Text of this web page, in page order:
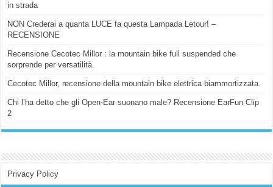
in strada
NON Crederai a quanta LUCE fa questa Lampada Letour! –
RECENSIONE
Recensione Cecotec Millor : la mountain bike full suspended che
sorprende per versatilità.
Cecotec Millor, recensione della mountain bike elettrica biammortizzata.
Chi l’ha detto che gli Open-Ear suonano male? Recensione EarFun Clip
2
Privacy Policy